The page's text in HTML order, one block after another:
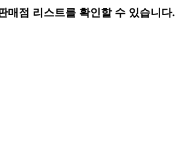
매점 리스트를 확인할 수 있습니다.